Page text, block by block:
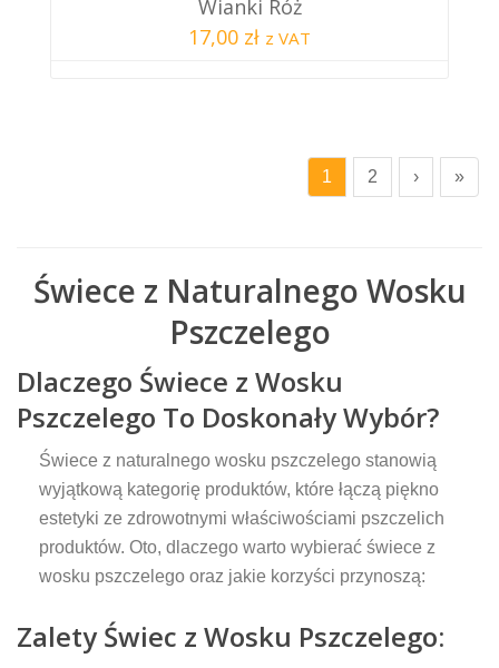
Wianki Róż
17,00 zł z VAT
1 2 › »
Świece z Naturalnego Wosku
Pszczelego
Dlaczego Świece z Wosku
Pszczelego To Doskonały Wybór?
Świece z naturalnego wosku pszczelego stanowią
wyjątkową kategorię produktów, które łączą piękno
estetyki ze zdrowotnymi właściwościami pszczelich
produktów. Oto, dlaczego warto wybierać świece z
wosku pszczelego oraz jakie korzyści przynoszą:
Zalety Świec z Wosku Pszczelego: